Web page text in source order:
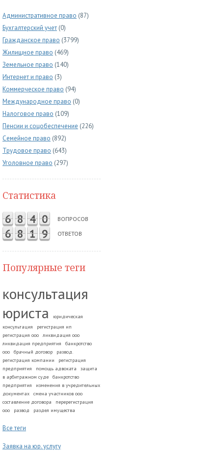
Административное право (87)
Бухгалтерский учет (0)
Гражданское право (3799)
Жилищное право (469)
Земельное право (140)
Интернет и право (3)
Коммерческое право (94)
Международное право (0)
Налоговое право (109)
Пенсии и соцобеспечение (226)
Семейное право (892)
Трудовое право (643)
Уголовное право (297)
Статистика
6 8 4 0 ВОПРОСОВ
6 8 1 9 ОТВЕТОВ
Популярные теги
консультация
юриста
юридическая
консультация
регистрация ип
регистрация ооо
ликвидация ооо
ликвидация предприятия
банкротство
ооо
брачный договор
развод.
регистрация компании
регистрация
предприятия
помощь адвоката
защита
в арбитражном суде
банкротство
предприятия
изменения в учредительных
документах
смена участников ооо
составление договора
перерегистрация
ооо
развод раздел имущества
Все теги
Заявка на юр. услугу